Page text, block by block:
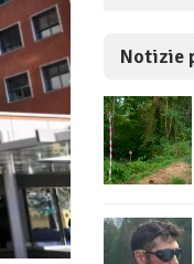
Notizie